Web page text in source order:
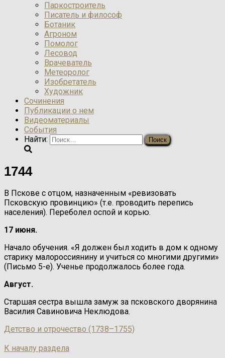
Паркостроитель
Писатель и философ
Ботаник
Агроном
Помолог
Лесовод
Врачеватель
Метеоролог
Изобретатель
Художник
Сочинения
Публикации о нем
Видеоматериалы
События
Найти:
1744
В Пскове с отцом, назначенным «ревизовать
Псковскую провинцию» (т.е. проводить перепись
населения). Переболел оспой и корью.
17 июня.
Начало обучения. «Я должен был ходить в дом к одному
старику малороссиянину и учиться со многими другими»
(Письмо 5-е). Ученье продолжалось более года.
Август.
Старшая сестра вышла замуж за псковского дворянина
Василия Савиновича Неклюдова.
Детство и отрочество (1738–1755)
К началу раздела